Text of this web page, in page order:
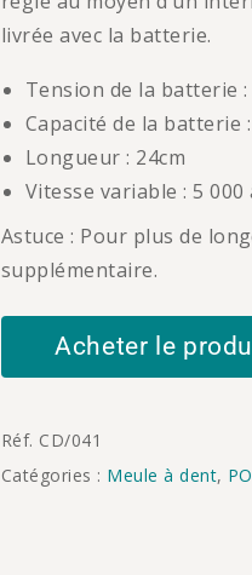
livrée avec la batterie.
Tension de la batterie :
Capacité de la batterie
Longueur : 24cm
Vitesse variable : 5
Astuce : Pour plus de
supplémentaire.
Acheter le
Réf. CD/041
Catégories : Meule à dent,